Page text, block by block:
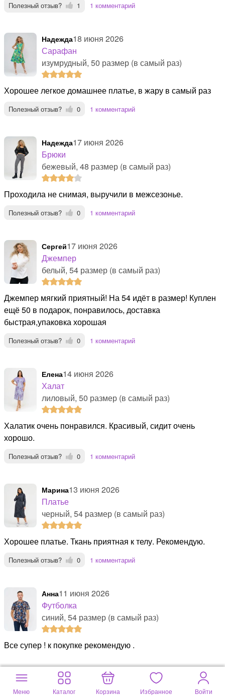
Полезный отзыв? 1 1 комментарий
Надежда18 июня 2026
Сарафан
изумрудный, 50 размер (в самый раз)
Хорошее легкое домашнее платье, в жару в самый раз
Полезный отзыв? 0 1 комментарий
Надежда17 июня 2026
Брюки
бежевый, 48 размер (в самый раз)
Проходила не снимая, выручили в межсезонье.
Полезный отзыв? 0 1 комментарий
Сергей17 июня 2026
Джемпер
белый, 54 размер (в самый раз)
Джемпер мягкий приятный! На 54 идёт в размер! Куплен
ещё 50 в подарок, понравилось, доставка
быстрая,упаковка хорошая
Полезный отзыв? 0 1 комментарий
Елена14 июня 2026
Халат
лиловый, 50 размер (в самый раз)
Халатик очень понравился. Красивый, сидит очень
хорошо.
Полезный отзыв? 0 1 комментарий
Марина13 июня 2026
Платье
черный, 54 размер (в самый раз)
Хорошее платье. Ткань приятная к телу. Рекомендую.
Полезный отзыв? 0 1 комментарий
анна11 июня 2026
Футболка
синий, 54 размер (в самый раз)
все супер ! к покупке рекомендую .
Меню Каталог Корзина Избранное Войти